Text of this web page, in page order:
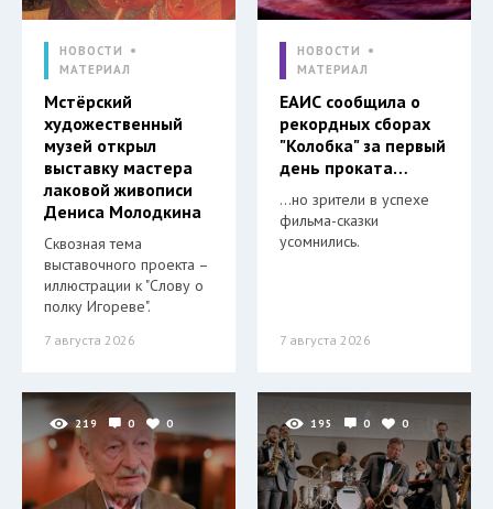
НОВОСТИ
МАТЕРИАЛ
Мстёрский
художественный
музей открыл
выставку мастера
лаковой живописи
Дениса Молодкина
Сквозная тема
выставочного проекта –
иллюстрации к "Слову о
полку Игореве".
7 августа 2026
НОВОСТИ
МАТЕРИАЛ
ЕАИС сообщила о
рекордных сборах
"Колобка" за первый
день проката…
…но зрители в успехе
фильма-сказки
усомнились.
7 августа 2026
219 0 0 195 0 0